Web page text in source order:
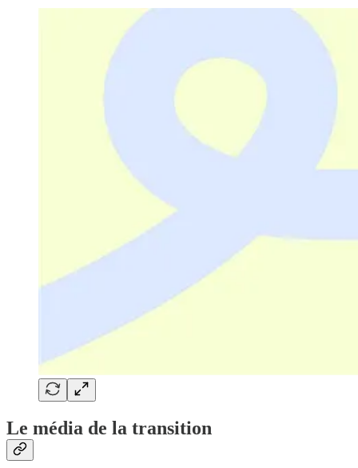
Le média de la transition